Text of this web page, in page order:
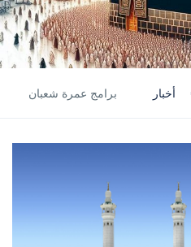
أخبار برامج عمرة شعبان